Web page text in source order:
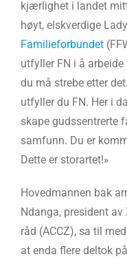
kjærlighet i landet
høyt, elskverdige
Familieforbundet
utfyller FN i å
du må strebe etter
utfyller du FN. Her i
skape gudssentrerte
samfunn. Du er
Dette er storartet!»
Hovedmannen bak
Ndanga, president
råd (ACCZ), sa til
at enda flere deltok